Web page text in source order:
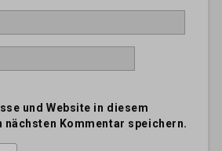
und Website in diesem
nächsten Kommentar speichern.